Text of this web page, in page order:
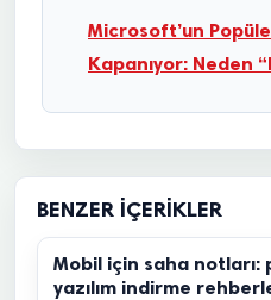
Microsoft’un
Kapanıyor: Neden
BENZER İÇERIKLER
Mobil için saha notları:
yazılım indirme